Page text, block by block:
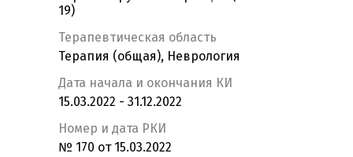
19)
Терапевтическая область
Терапия (общая), Неврология
Дата начала и окончания КИ
15.03.2022 - 31.12.2022
Номер и дата РКИ
№ 170 от 15.03.2022